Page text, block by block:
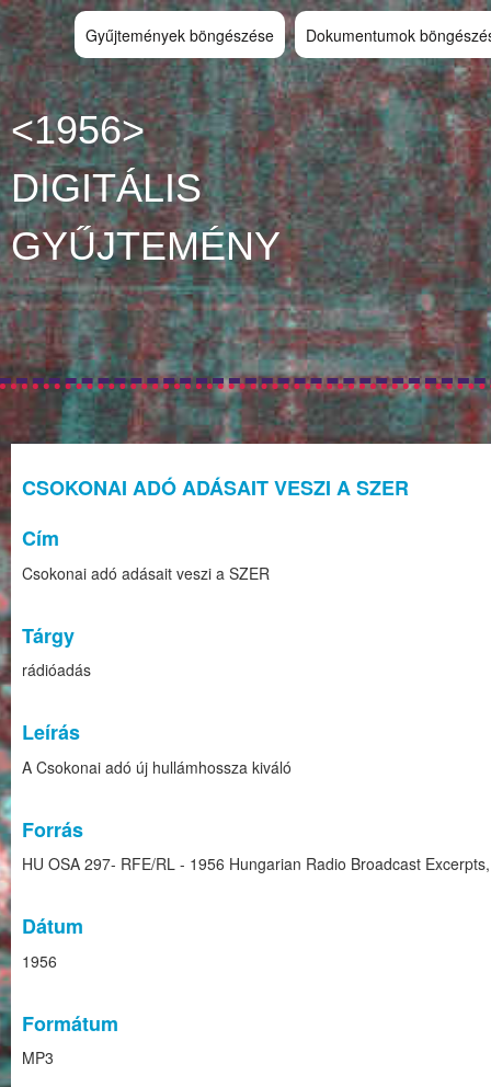
Gyűjtemények böngészése Dokumentumok
<1956>
DIGITÁLIS
GYŰJTEMÉNY
CSOKONAI ADÓ ADÁSAIT VESZI A SZER
Cím
Csokonai adó adásait veszi a SZER
Tárgy
rádióadás
Leírás
A Csokonai adó új hullámhossza kiváló
Forrás
HU OSA 297- RFE/RL - 1956 Hungarian Radio Broadcast
Dátum
1956
Formátum
MP3